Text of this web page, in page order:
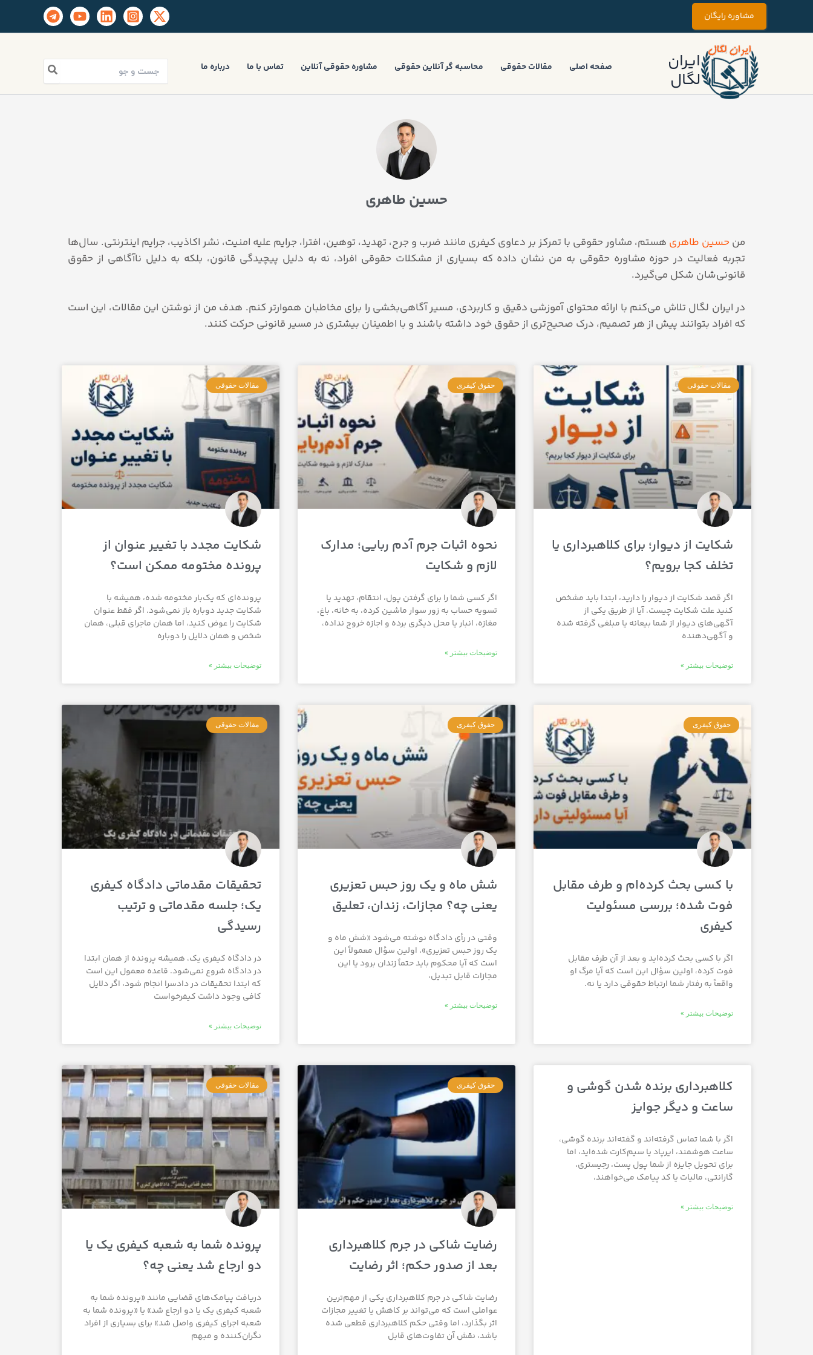
محتوا
مشاوره رایگان
ایران
لگال
صفحه اصلی مقالات حقوقی محاسبه گر آنلاین حقوقی مشاوره حقوقی آنلاین تماس با ما درباره ما
برای:
حسین طاهری
منحسین طاهری هستم، مشاور حقوقی با تمرکز بر دعاوی کیفری مانند ضرب و جرح، تهدید، توهین، افترا، جرایم علیه امنیت، نشر اکاذیب، جرایم اینترنتی. سال‌ها
تجربه فعالیت در حوزه مشاوره حقوقی به من نشان داده که بسیاری از مشکلات حقوقی افراد، نه به دلیل پیچیدگی قانون، بلکه به دلیل ناآگاهی از حقوق
در ایران لگال تلاش می‌کنم با ارائه محتوای آموزشی دقیق و کاربردی، مسیر آگاهی‌بخشی را برای مخاطبان هموارتر کنم. هدف من از نوشتن این مقالات، این است
که افراد بتوانند پیش از هر تصمیم، درک صحیح‌تری از حقوق خود داشته باشند و با اطمینان بیشتری در مسیر قانونی حرکت کنند.
مقالات حقوقی
شکایت از دیوار؛ برای کلاهبرداری یا
تخلف کجا برویم؟
اگر قصد شکایت از دیوار را دارید، ابتدا باید مشخص
کنید علت شکایت چیست. آیا از طریق یکی از
آگهی‌های دیوار از شما بیعانه یا مبلغی گرفته شده
و آگهی‌دهنده
توضیحات بیشتر »
حقوق کیفری
نحوه اثبات جرم آدم‌ ربایی؛ مدارک
لازم و شکایت
اگر کسی شما را برای گرفتن پول، انتقام، تهدید یا
تسویه حساب به زور سوار ماشین کرده، به خانه، باغ،
مغازه، انبار یا محل دیگری برده و اجازه خروج نداده،
توضیحات بیشتر »
مقالات حقوقی
شکایت مجدد با تغییر عنوان از
پرونده مختومه ممکن است؟
پرونده‌ای که یک‌بار مختومه شده، همیشه با
شکایت جدید دوباره باز نمی‌شود. اگر فقط عنوان
شکایت را عوض کنید، اما همان ماجرای قبلی، همان
شخص و همان دلایل را دوباره
توضیحات بیشتر »
حقوق کیفری
با کسی بحث کرده‌ام و طرف مقابل
فوت شده؛ بررسی مسئولیت
کیفری
اگر با کسی بحث کرده‌اید و بعد از آن طرف مقابل
فوت کرده، اولین سؤال این است که آیا مرگ او
واقعاً به رفتار شما ارتباط حقوقی دارد یا نه.
توضیحات بیشتر »
حقوق کیفری
شش ماه و یک روز حبس تعزیری
یعنی چه؟ مجازات، زندان، تعلیق
وقتی در رأی دادگاه نوشته می‌شود «شش ماه و
یک روز حبس تعزیری»، اولین سؤال معمولاً این
است که آیا محکوم باید حتماً زندان برود یا این
مجازات قابل تبدیل،
توضیحات بیشتر »
مقالات حقوقی
تحقیقات مقدماتی دادگاه کیفری
یک؛ جلسه مقدماتی و ترتیب
رسیدگی
در دادگاه کیفری یک، همیشه پرونده از همان ابتدا
در دادگاه شروع نمی‌شود. قاعده معمول این است
که ابتدا تحقیقات در دادسرا انجام شود، اگر دلایل
کافی وجود داشت کیفرخواست
توضیحات بیشتر »
کلاهبرداری برنده شدن گوشی و
ساعت و دیگر جوایز
اگر با شما تماس گرفته‌اند و گفته‌اند برنده گوشی،
ساعت هوشمند، ایرپاد یا سیم‌کارت شده‌اید، اما
برای تحویل جایزه از شما پول پست، رجیستری،
گارانتی، مالیات یا کد پیامک می‌خواهند،
توضیحات بیشتر »
حقوق کیفری
رضایت شاکی در جرم کلاهبرداری
بعد از صدور حکم؛ اثر رضایت
رضایت شاکی در جرم کلاهبرداری یکی از مهم‌ترین
عواملی است که می‌تواند بر کاهش یا تغییر مجازات
اثر بگذارد، اما وقتی حکم کلاهبرداری قطعی شده
باشد، نقش آن تفاوت‌های قابل
مقالات حقوقی
پرونده شما به شعبه کیفری یک یا
دو ارجاع شد یعنی چه؟
دریافت پیامک‌های قضایی مانند «پرونده شما به
شعبه کیفری یک یا دو ارجاع شد» یا «پرونده شما به
شعبه اجرای کیفری واصل شد» برای بسیاری از افراد
نگران‌کننده و مبهم